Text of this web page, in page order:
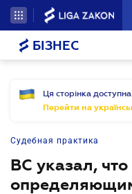
БІЗНЕС
Ця сторінка
Перейти на
Судебная практика
ВС указал, что